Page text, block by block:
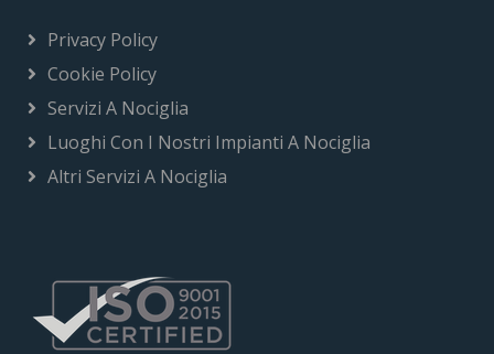
Privacy Policy
Cookie Policy
Servizi A Nociglia
Luoghi Con I Nostri Impianti A Nociglia
Altri Servizi A Nociglia